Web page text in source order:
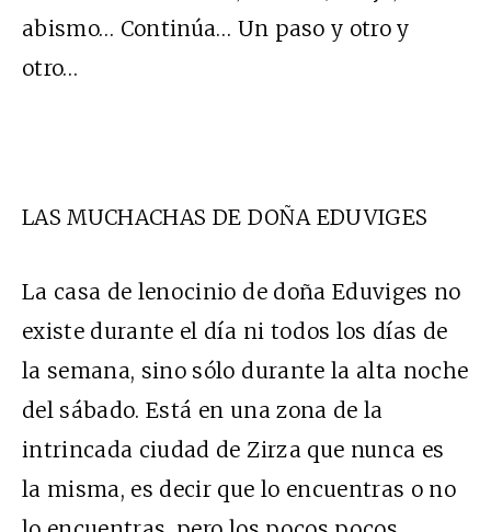
abismo… Continúa… Un paso y otro y
otro…
LAS MUCHACHAS DE DOÑA EDUVIGES
La casa de lenocinio de doña Eduviges no
existe durante el día ni todos los días de
la semana, sino sólo durante la alta noche
del sábado. Está en una zona de la
intrincada ciudad de Zirza que nunca es
la misma, es decir que lo encuentras o no